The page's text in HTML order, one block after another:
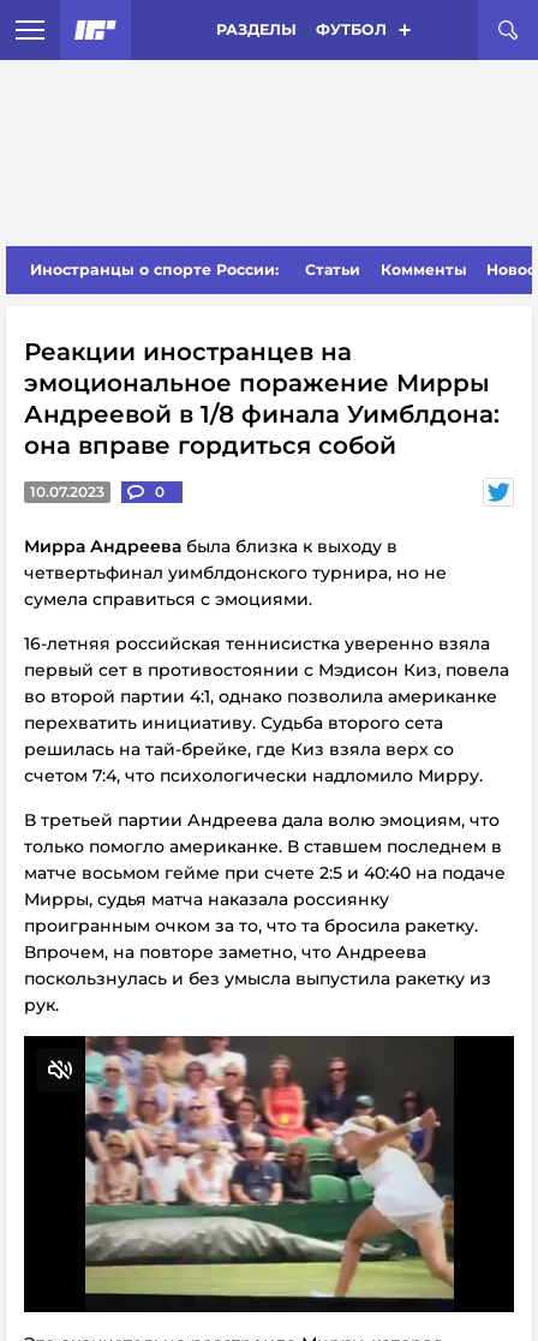
РАЗДЕЛЫ ФУТБОЛ
Иностранцы о спорте России: Статьи Комменты
Реакции иностранцев на
эмоциональное поражение Мирры
Андреевой в 1/8 финала Уимблдона:
она вправе гордиться собой
10.07.2023 0
Мирра Андреева была близка к выходу в
четвертьфинал уимблдонского турнира, но не
сумела справиться с эмоциями.
16-летняя российская теннисистка уверенно взяла
первый сет в противостоянии с Мэдисон Киз, повела
во второй партии 4:1, однако позволила американке
перехватить инициативу. Судьба второго сета
решилась на тай-брейке, где Киз взяла верх со
счетом 7:4, что психологически надломило Мирру.
В третьей партии Андреева дала волю эмоциям, что
только помогло американке. В ставшем последнем в
матче восьмом гейме при счете 2:5 и 40:40 на подаче
Мирры, судья матча наказала россиянку
проигранным очком за то, что та бросила ракетку.
Впрочем, на повторе заметно, что Андреева
поскользнулась и без умысла выпустила ракетку из
рук.